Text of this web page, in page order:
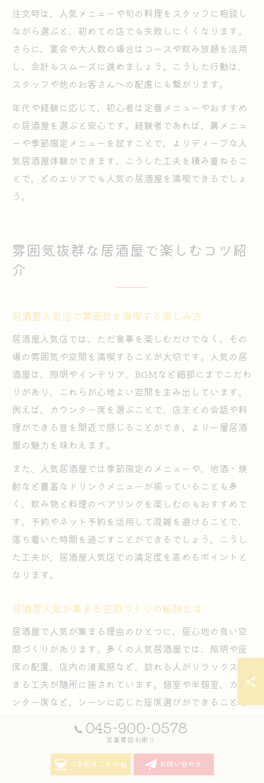
注文時は、人気メニューや旬の料理をスタッフに相談し
ながら選ぶと、初めての店でも失敗しにくくなります。
さらに、宴会や大人数の場合はコースや飲み放題を活用
し、会計もスムーズに進めましょう。こうした行動は、
スタッフや他のお客さんへの配慮にも繋がります。
年代や経験に応じて、初心者は定番メニューやおすすめ
の居酒屋を選ぶと安心です。経験者であれば、裏メニュ
ーや季節限定メニューを試すことで、よりディープな人
気居酒屋体験ができます。こうした工夫を積み重ねるこ
とで、どのエリアでも人気の居酒屋を満喫できるでしょ
う。
雰囲気抜群な居酒屋で楽しむコツ紹
介
居酒屋人気店で雰囲気を満喫する楽しみ方
居酒屋人気店では、ただ食事を楽しむだけでなく、その
場の雰囲気や空間を満喫することが大切です。人気の居
酒屋は、照明やインテリア、BGMなど細部にまでこだわ
りがあり、これらが心地よい空間を生み出しています。
例えば、カウンター席を選ぶことで、店主との会話や料
理ができる音を間近で感じることができ、より一層居酒
屋の魅力を味わえます。
また、人気居酒屋では季節限定のメニューや、地酒・焼
酎など豊富なドリンクメニューが揃っていることも多
く、飲み物と料理のペアリングを楽しむのもおすすめで
す。予約やネット予約を活用して混雑を避けることで、
落ち着いた時間を過ごすことができるでしょう。こうし
た工夫が、居酒屋人気店での満足度を高めるポイントと
なります。
居酒屋人気が集まる空間づくりの秘訣とは
居酒屋で人気が集まる理由のひとつに、居心地の良い空
間づくりがあります。多くの人気居酒屋では、照明や座
席の配置、店内の清潔感など、訪れる人がリラックスで
きる工夫が随所に施されています。個室や半個室、カウ
ンター席など、シーンに応じた座席選びができることも
高評価のポイントです。
さらに、スタッフの温かな接客や、来店時のスムーズな
案内も人気居酒屋に共通する特徴です。例えば、初めて
の利用でも気軽に注文できるタブレット端末の導入や、
045-900-0578
営業電話お断り
ご予約はこちら お問い合わせ